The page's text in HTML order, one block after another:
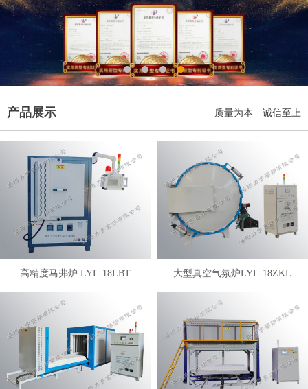
产品展示 质量为本 诚信至上
高精度马弗炉 LYL-18LBT 大型真空气氛炉LYL-18ZKL